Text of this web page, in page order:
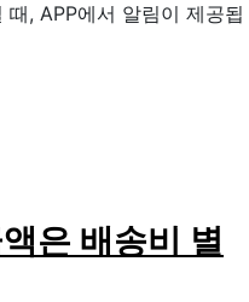
, APP에서 알림이 제공됩
은 배송비 별